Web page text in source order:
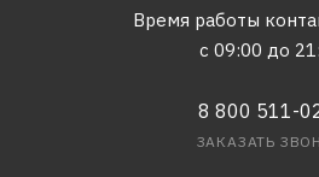
Время работы
с 09:00 до
8 800 511-
ЗАКАЗАТЬ